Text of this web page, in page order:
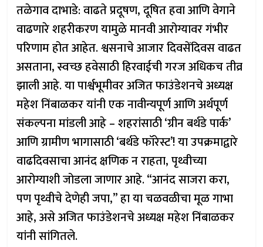
तळेगाव दाभाडे: वाढते प्रदूषण, दूषित हवा आणि वेगाने
वाढणारे शहरीकरण यामुळे मानवी आरोग्यावर गंभीर
परिणाम होत आहेत. श्वसनाचे आजार दिवसेंदिवस वाढत
असताना, स्वच्छ हवेसाठी हिरवाईची गरज अधिकच तीव्र
झाली आहे. या पार्श्वभूमीवर अजित फाउंडेशनचे अध्यक्ष
महेश निंबाळकर यांनी एक नावीन्यपूर्ण आणि अर्थपूर्ण
संकल्पना मांडली आहे – शहरांसाठी ‘ग्रीन बर्थडे पार्क’
आणि ग्रामीण भागासाठी ‘बर्थडे फॉरेस्ट’! या उपक्रमाद्वारे
वाढदिवसाचा आनंद क्षणिक न राहता, पृथ्वीच्या
आरोग्याशी जोडला जाणार आहे. “आनंद साजरा करा,
पण पृथ्वीचे देणेही जपा,” हा या चळवळीचा मूळ गाभा
आहे, असे अजित फाउंडेशनचे अध्यक्ष महेश निंबाळकर
यांनी सांगितले.